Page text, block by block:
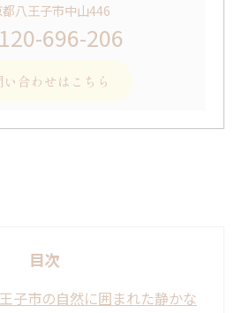
八王子市中山446
696-206
い合わせはこちら
目次
子市の自然に囲まれた静かな